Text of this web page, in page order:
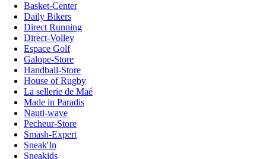
Basket-Center
Daily Bikers
Direct Running
Direct-Volley
Espace Golf
Galope-Store
Handball-Store
House of Rugby
La sellerie de Maé
Made in Paradis
Nauti-wave
Pecheur-Store
Smash-Expert
Sneak'In
Sneakids